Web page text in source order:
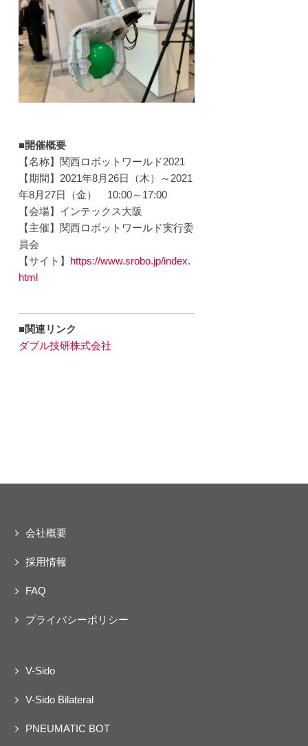
■開催概要
【名称】関西ロボットワールド2021
【期間】2021年8月26日（木）～2021
年8月27日（金） 10:00～17:00
【会場】インテックス大阪
【主催】関西ロボットワールド実行委
員会
【サイト】 https://www.srobo.jp/index.
html
■関連リンク
ダブル技研株式会社
会社概要
採用情報
FAQ
プライバシーポリシー
V-Sido
V-Sido Bilateral
PNEUMATIC BOT